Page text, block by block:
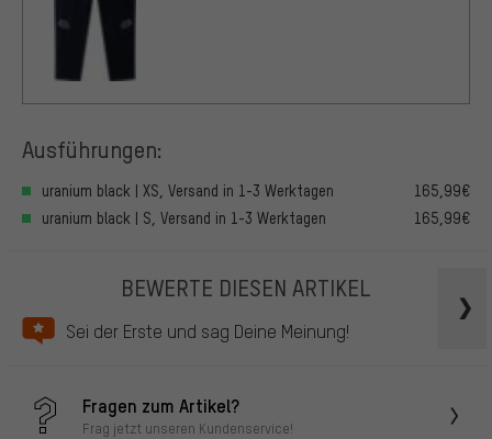
Ausführungen:
uranium black | XS, Versand in 1-3 Werktagen
165,99€
uranium black | S, Versand in 1-3 Werktagen
165,99€
BEWERTE DIESEN ARTIKEL
Sei der Erste und sag Deine Meinung!
Fragen zum Artikel?
Frag jetzt unseren Kundenservice!